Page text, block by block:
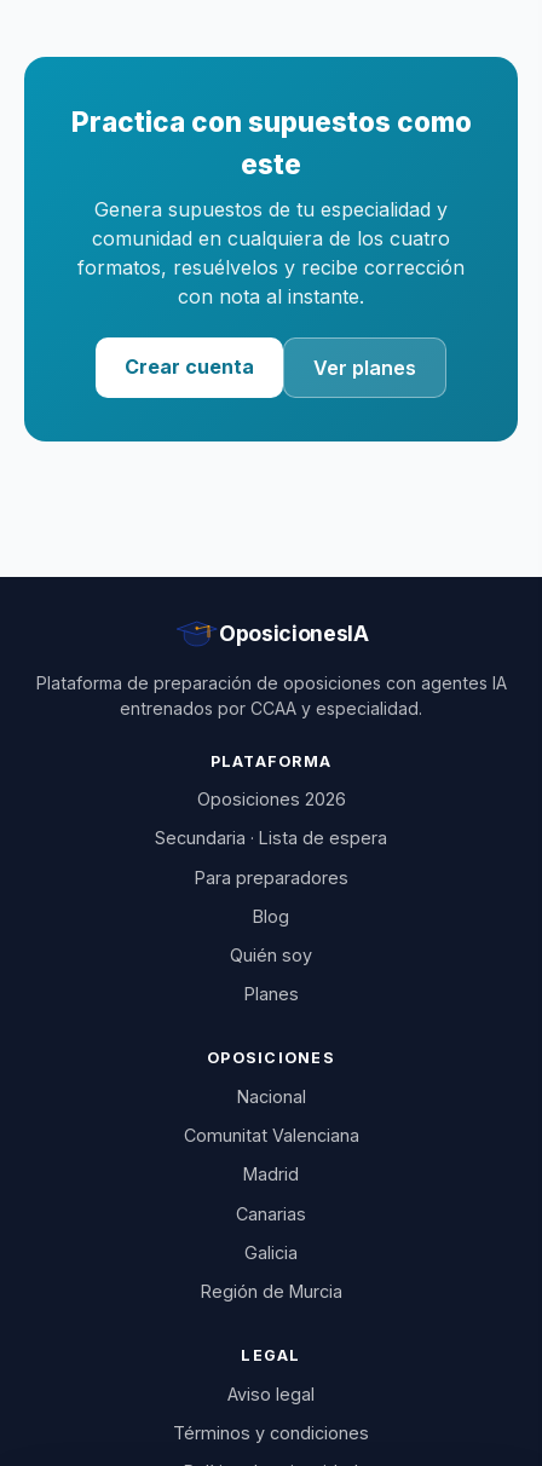
Practica con supuestos como
este
Genera supuestos de tu especialidad y
comunidad en cualquiera de los cuatro
formatos, resuélvelos y recibe corrección
con nota al instante.
Crear cuenta Ver planes
OposicionesIA
Plataforma de preparación de oposiciones con agentes IA
entrenados por CCAA y especialidad.
PLATAFORMA
Oposiciones 2026
Secundaria · Lista de espera
Para preparadores
Blog
Quién soy
Planes
OPOSICIONES
Nacional
Comunitat Valenciana
Madrid
Canarias
Galicia
Región de Murcia
LEGAL
Aviso legal
Términos y condiciones